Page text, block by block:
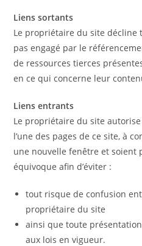
Liens sortants
Le propriétaire du site décline
pas engagé par le
de ressources tierces
en ce qui concerne leur
Liens entrants
Le propriétaire du site
l’une des pages de ce site, à
une nouvelle fenêtre et soient
équivoque afin d’éviter :
tout risque de confusion
propriétaire du site
ainsi que toute
aux lois en vigueur.